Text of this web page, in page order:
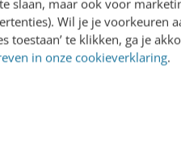
slaan, maar ook voor
Wil je je voorkeuren
toestaan’ te klikken, ga je
in onze cookieverklaring.
zijn. Als we daarnaast
wat slappe was
ik je met liefde
gebied onderscheidt.